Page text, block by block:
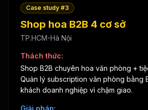
Case study #3
Shop hoa B2B 4 cơ sở
TP.HCM-Hà Nội
Thách thức:
Shop B2B chuyên hoa văn phòng +
Quản lý subscription văn phòng bằng
khách doanh nghiệp vì chậm giao.
Giải pháp: